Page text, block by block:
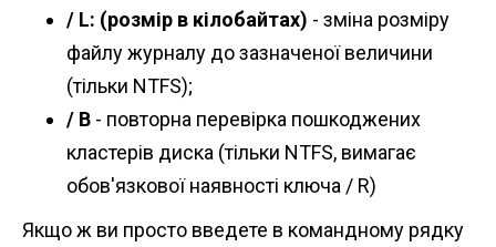
/ L: (розмір в кілобайтах) - зміна розміру
файлу журналу до зазначеної величини
(тільки NTFS);
/ B - повторна перевірка пошкоджених
кластерів диска (тільки NTFS, вимагає
обов'язкової наявності ключа / R)
Якщо ж ви просто введете в командному рядку